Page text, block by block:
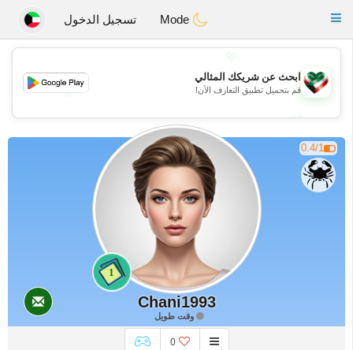
KuwaitChat
Toggle
تسجيل الدخول
💖
💕
💕
ابحث عن شريكك المثالي
قم بتحميل تطبيق التعارف الآن!
0.4/1
1
Chani1993
وقت طويل
0